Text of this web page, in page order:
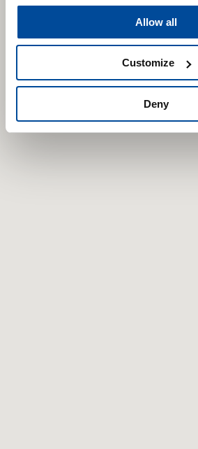
Allow all
Customize
Deny